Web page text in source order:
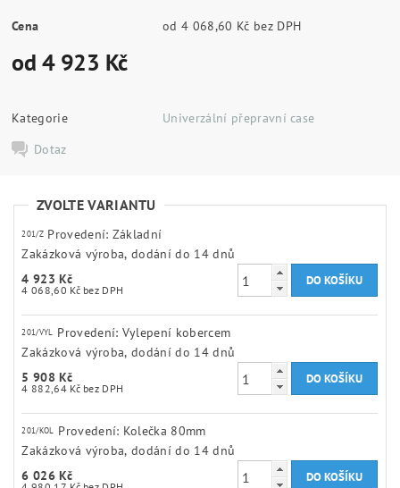
Cena od 4 068,60 Kč bez DPH
od 4 923 Kč
Kategorie
Univerzální přepravní case
Dotaz
ZVOLTE VARIANTU
201/Z Provedení: Základní
Zakázková výroba, dodání do 14 dnů
4 923 Kč
4 068,60 Kč bez DPH
201/VYL
Provedení: Vylepení kobercem
Zakázková výroba, dodání do 14 dnů
5 908 Kč
4 882,64 Kč bez DPH
201/KOL
Provedení: Kolečka 80mm
Zakázková výroba, dodání do 14 dnů
6 026 Kč